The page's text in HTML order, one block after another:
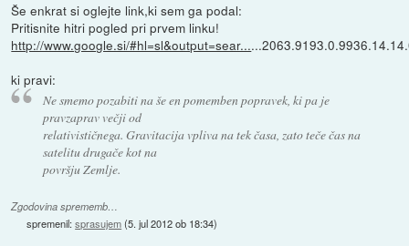
Še enkrat si oglejte link,ki sem ga podal:
Pritisnite hitri pogled pri prvem linku!
http://www.google.si/#hl=sl&output=sear...
ki pravi:
Ne smemo pozabiti na še en pomemben popravek, ki pa je
pravzaprav večji od
relativističnega. Gravitacija vpliva na tek časa, zato teče čas na
satelitu drugače kot na
površju Zemlje.
Zgodovina sprememb…
spremenil:sprasujem(5. jul 2012 ob 18:34)